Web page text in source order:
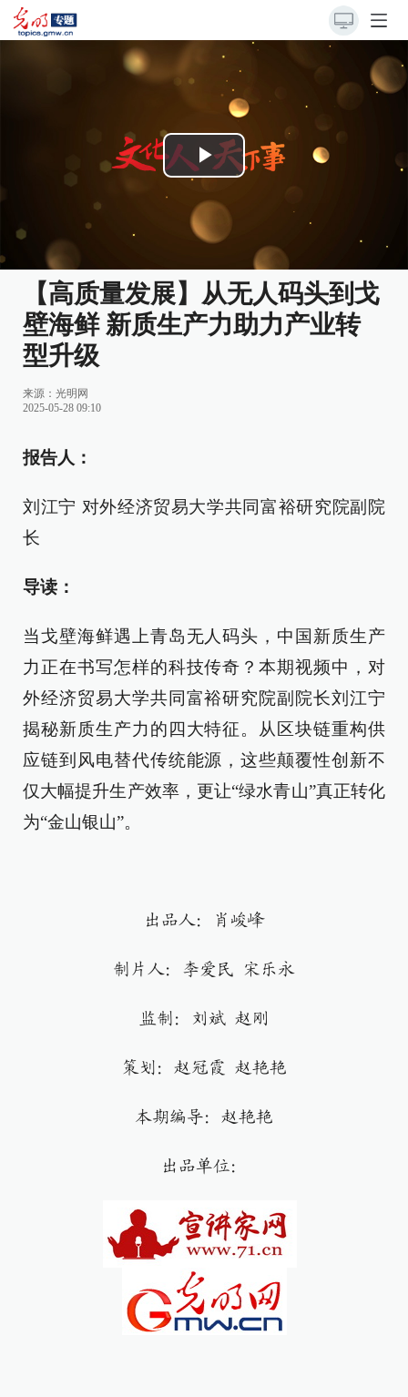
Play
Video
【高质量发展】从无人码头到戈
壁海鲜 新质生产力助力产业转
型升级
来源： 光明网
2025-05-28 09:10
报告人：
刘江宁 对外经济贸易大学共同富裕研究院副院
长
导读：
当戈壁海鲜遇上青岛无人码头，中国新质生产
力正在书写怎样的科技传奇？本期视频中，对
外经济贸易大学共同富裕研究院副院长刘江宁
揭秘新质生产力的四大特征。从区块链重构供
应链到风电替代传统能源，这些颠覆性创新不
仅大幅提升生产效率，更让“绿水青山”真正转化
为“金山银山”。
出品人：肖峻峰
制片人：李爱民 宋乐永
监制：刘斌 赵刚
策划：赵冠霞 赵艳艳
本期编导：赵艳艳
出品单位：